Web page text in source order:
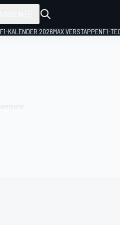
F1-KALENDER 2026MAX VERSTAPPENF1-